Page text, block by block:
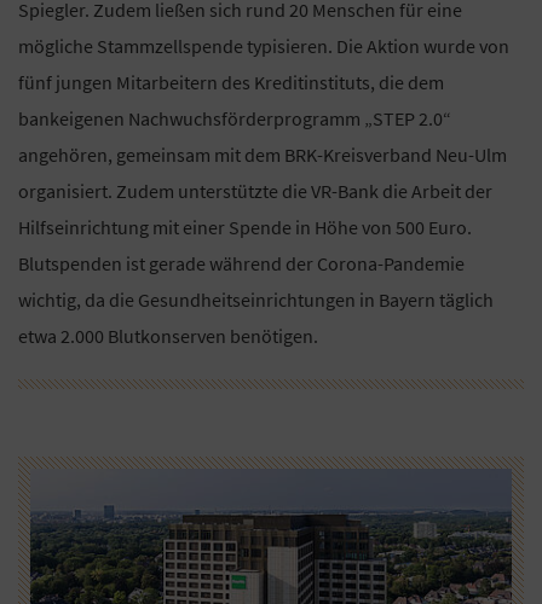
Spiegler. Zudem ließen sich rund 20 Menschen für eine
mögliche Stammzellspende typisieren. Die Aktion wurde von
fünf jungen Mitarbeitern des Kreditinstituts, die dem
bankeigenen Nachwuchsförderprogramm „STEP 2.0“
angehören, gemeinsam mit dem BRK-Kreisverband Neu-Ulm
organisiert. Zudem unterstützte die VR-Bank die Arbeit der
Hilfseinrichtung mit einer Spende in Höhe von 500 Euro.
Blutspenden ist gerade während der Corona-Pandemie
wichtig, da die Gesundheitseinrichtungen in Bayern täglich
etwa 2.000 Blutkonserven benötigen.